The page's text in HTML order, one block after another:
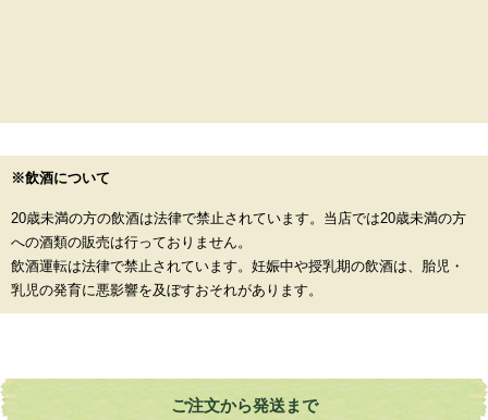
※飲酒について
20歳未満の方の飲酒は法律で禁止されています。当店では20歳未満の方
への酒類の販売は行っておりません。
飲酒運転は法律で禁止されています。妊娠中や授乳期の飲酒は、胎児・
乳児の発育に悪影響を及ぼすおそれがあります。
ご注文から発送まで